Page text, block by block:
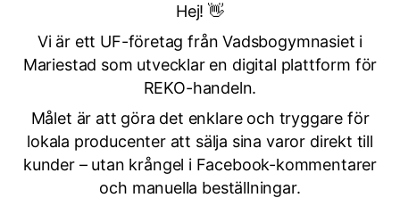
Hej! 👋
Vi är ett UF-företag från Vadsbogymnasiet i
Mariestad som utvecklar en digital plattform för
REKO-handeln.
Målet är att göra det enklare och tryggare för
lokala producenter att sälja sina varor direkt till
kunder – utan krångel i Facebook-kommentarer
och manuella beställningar.